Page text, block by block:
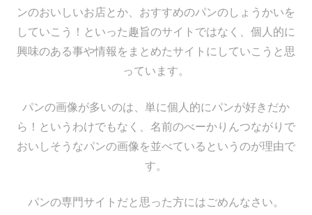
ンのおいしいお店とか、おすすめのパンのしょうかいを
していこう！といった趣旨のサイトではなく、個人的に
興味のある事や情報をまとめたサイトにしていこうと思
っています。
パンの画像が多いのは、単に個人的にパンが好きだか
ら！というわけでもなく、名前のべーかりんつながりで
おいしそうなパンの画像を並べているというのが理由で
す。
パンの専門サイトだと思った方にはごめんなさい。